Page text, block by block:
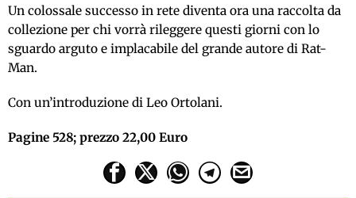
Un colossale successo in rete diventa ora una raccolta da
collezione per chi vorrà rileggere questi giorni con lo
sguardo arguto e implacabile del grande autore di Rat-
Man.
Con un’introduzione di Leo Ortolani.
Pagine 528; prezzo 22,00 Euro